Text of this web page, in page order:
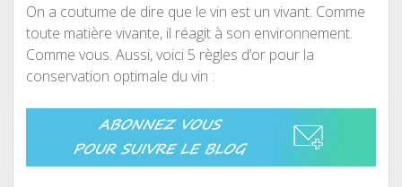
On a coutume de dire que le vin est un vivant. Comme
toute matière vivante, il réagit à son environnement.
Comme vous. Aussi, voici 5 règles d’or pour la
conservation optimale du vin :